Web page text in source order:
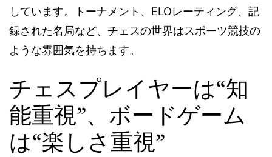
しています。トーナメント、ELOレーティング、記
録された名局など、チェスの世界はスポーツ競技の
ような雰囲気を持ちます。
チェスプレイヤーは“知
能重視”、ボードゲーム
は“楽しさ重視”